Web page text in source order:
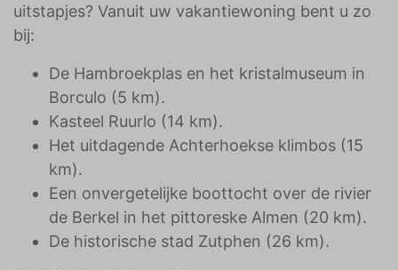
uitstapjes? Vanuit uw vakantiewoning bent u zo
bij:
De Hambroekplas en het kristalmuseum in
Borculo (5 km).
Kasteel Ruurlo (14 km).
Het uitdagende Achterhoekse klimbos (15
km).
Een onvergetelijke boottocht over de rivier
de Berkel in het pittoreske Almen (20 km).
De historische stad Zutphen (26 km).